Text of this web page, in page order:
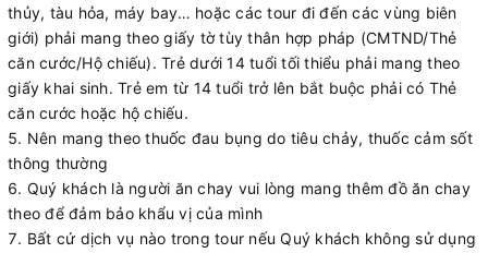
thủy, tàu hỏa, máy bay… hoặc các tour đi đến các vùng biên
giới) phải mang theo giấy tờ tùy thân hợp pháp (CMTND/Thẻ
căn cước/Hộ chiếu). Trẻ dưới 14 tuổi tối thiểu phải mang theo
giấy khai sinh. Trẻ em từ 14 tuổi trở lên bắt buộc phải có Thẻ
căn cước hoặc hộ chiếu.
Nên mang theo thuốc đau bụng do tiêu chảy, thuốc cảm sốt
thông thường
Quý khách là người ăn chay vui lòng mang thêm đồ ăn chay
theo để đảm bảo khẩu vị của mình
Bất cứ dịch vụ nào trong tour nếu Quý khách không sử dụng